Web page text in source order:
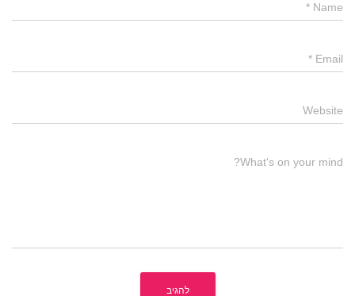
Name
*
Email
*
Website
What's on your mind?